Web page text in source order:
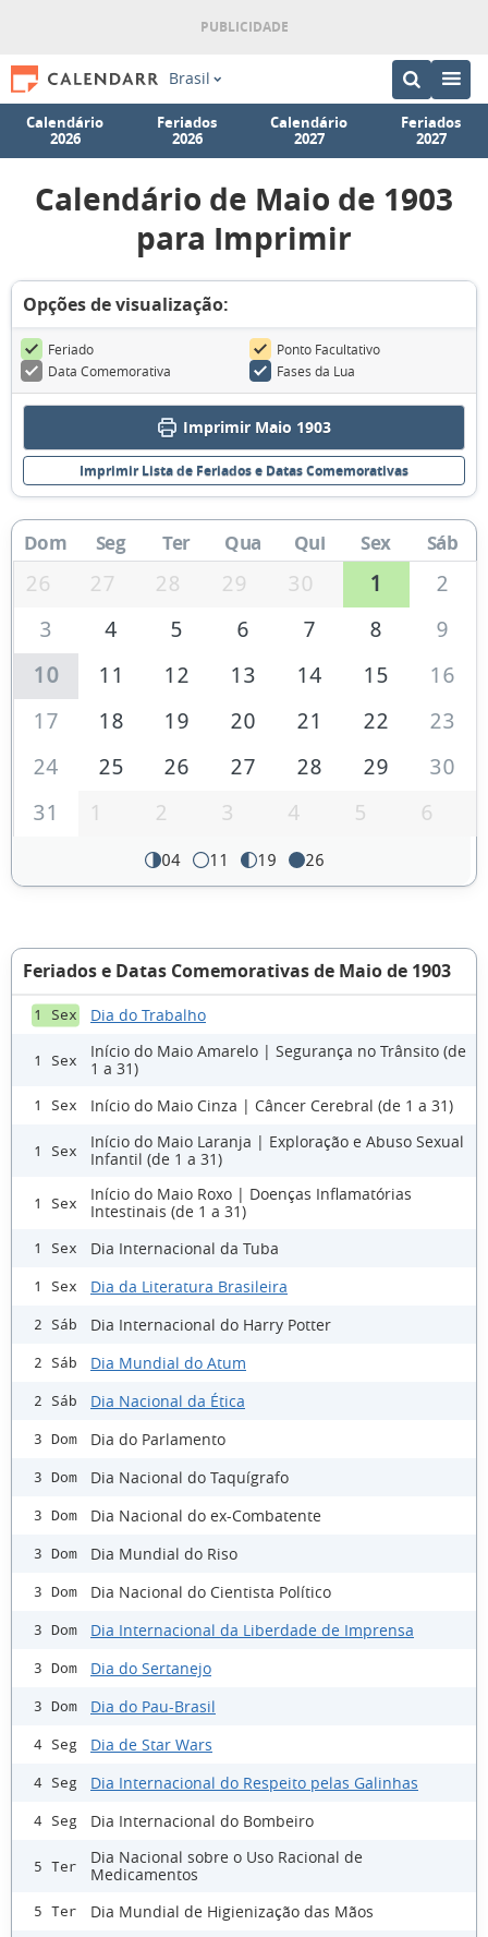
Brasil
Calendário
2026
Feriados
2026
Calendário
2027
Feriados
2027
Calendário de Maio de 1903
para Imprimir
Opções de visualização:
Feriado
Ponto Facultativo
Data Comemorativa
Fases da Lua
Imprimir Maio 1903
Imprimir Lista de Feriados e Datas Comemorativas
Dom Seg Ter Qua Qui Sex Sáb
26 27 28 29 30 1
2
3
4 5 6 7 8
9
10
11 12 13 14 15
16
17
18 19 20 21 22
23
24
25 26 27 28 29
30
31
1 2 3 4 5 6
04 11 19 26
Feriados e Datas Comemorativas de Maio de 1903
1 Sex Dia do Trabalho
1 Sex
Início do Maio Amarelo | Segurança no Trânsito (de
1 a 31)
1 Sex Início do Maio Cinza | Câncer Cerebral (de 1 a 31)
1 Sex
Início do Maio Laranja | Exploração e Abuso Sexual
Infantil (de 1 a 31)
1 Sex
Início do Maio Roxo | Doenças Inflamatórias
Intestinais (de 1 a 31)
1 Sex Dia Internacional da Tuba
1 Sex Dia da Literatura Brasileira
2 Sáb Dia Internacional do Harry Potter
2 Sáb Dia Mundial do Atum
2 Sáb Dia Nacional da Ética
3 Dom Dia do Parlamento
3 Dom Dia Nacional do Taquígrafo
3 Dom Dia Nacional do ex-Combatente
3 Dom Dia Mundial do Riso
3 Dom Dia Nacional do Cientista Político
3 Dom Dia Internacional da Liberdade de Imprensa
3 Dom Dia do Sertanejo
3 Dom Dia do Pau-Brasil
4 Seg Dia de Star Wars
4 Seg Dia Internacional do Respeito pelas Galinhas
4 Seg Dia Internacional do Bombeiro
5 Ter
Dia Nacional sobre o Uso Racional de
Medicamentos
5 Ter Dia Mundial de Higienização das Mãos